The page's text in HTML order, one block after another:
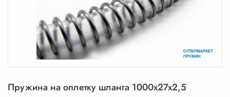
Пружина на оплетку шланга 1000х27х2,5